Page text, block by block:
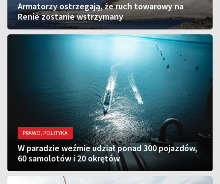
Armatorzy ostrzegają, że ruch towarowy na
Renie zostanie wstrzymany
PRAWO, POLITYKA
W paradzie weźmie udział ponad 300 pojazdów,
60 samolotów i 20 okrętów